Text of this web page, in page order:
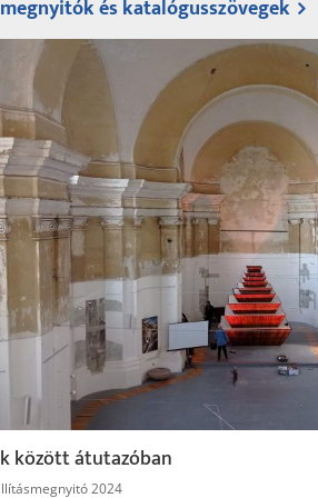
és katalógusszövegek
között átutazóban
2024